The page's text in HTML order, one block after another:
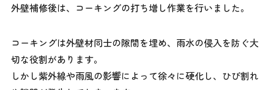
外壁補修後は、コーキングの打ち増し作業を行いました。
コーキングは外壁材同士の隙間を埋め、雨水の侵入を防ぐ大
切な役割があります。
しかし紫外線や雨風の影響によって徐々に硬化し、ひび割れ